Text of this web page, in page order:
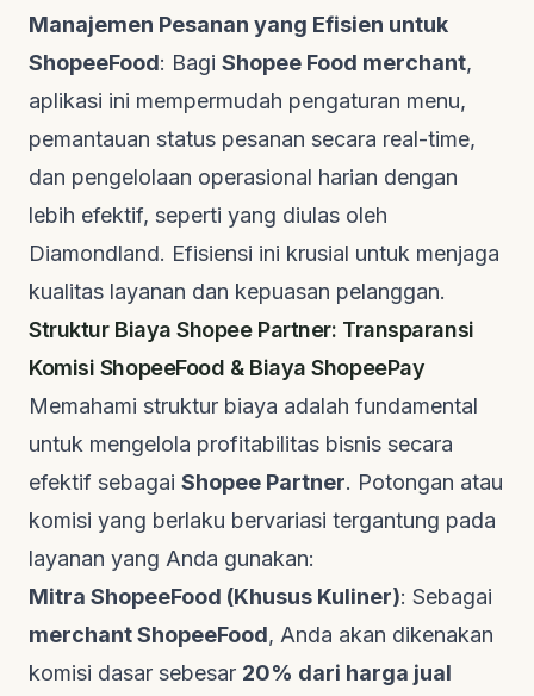
Manajemen Pesanan yang Efisien untuk
ShopeeFood: Bagi Shopee Food merchant,
aplikasi ini mempermudah pengaturan menu,
pemantauan status pesanan secara real-time,
dan pengelolaan operasional harian dengan
lebih efektif, seperti yang diulas oleh
Diamondland. Efisiensi ini krusial untuk menjaga
kualitas layanan dan kepuasan pelanggan.
Struktur Biaya Shopee Partner: Transparansi
Komisi ShopeeFood & Biaya ShopeePay
Memahami struktur biaya adalah fundamental
untuk mengelola profitabilitas bisnis secara
efektif sebagai Shopee Partner. Potongan atau
komisi yang berlaku bervariasi tergantung pada
layanan yang Anda gunakan:
Mitra ShopeeFood (Khusus Kuliner): Sebagai
merchant ShopeeFood, Anda akan dikenakan
komisi dasar sebesar 20% dari harga jual